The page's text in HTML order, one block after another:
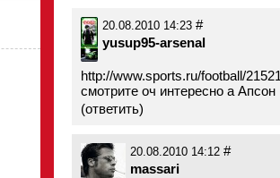
20.08.2010 14:23 #
yusup95-arsenal
http://www.sports.ru/football/
смотрите оч интересно а
(ответить)
20.08.2010 14:12 #
massari